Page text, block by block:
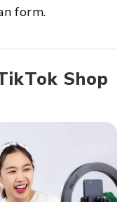
form.
Shop